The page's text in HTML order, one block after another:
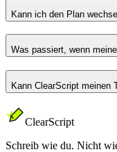
Kann ich den Plan
Was passiert, wenn
Kann ClearScript meinen
ClearScript
Schreib wie du. Nicht